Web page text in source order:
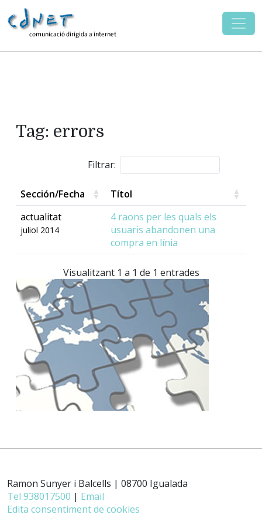
Tag: errors
Filtrar:
Sección/Fecha
Títol
actualitat
juliol 2014
4 raons per les quals els
usuaris abandonen una
compra en línia
Visualitzant 1 a 1 de 1 entrades
Ramon Sunyer i Balcells | 08700 Igualada
Tel 938017500 | Email
Edita consentiment de cookies